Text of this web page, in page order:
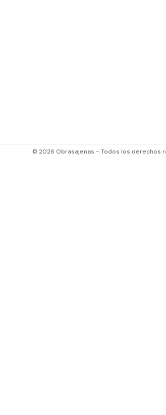
© 2026 Obrasajenas - Todos los derechos